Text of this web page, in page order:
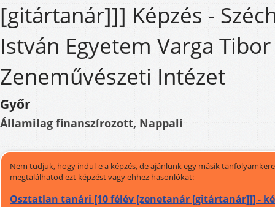
[gitártanár]]] Képzés -
István Egyetem Varga Tibor
Zeneművészeti Intézet
Győr
Államilag finanszírozott, Nappali
Nem tudjuk, hogy indul-e a képzés, de ajánlunk egy másik
megtalálhatod ezt képzést vagy ehhez hasonlókat:
Osztatlan tanári [10 félév [zenetanár [gitártanár]]] -